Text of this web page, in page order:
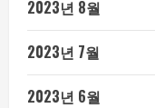
2023년 8월
2023년 7월
2023년 6월